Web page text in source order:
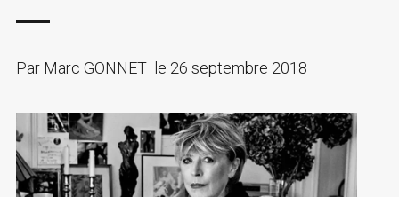
ParMarc GONNET le 26 septembre 2018